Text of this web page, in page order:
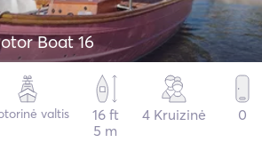
Boat 16
valtis
16 ft
5 m
4 Kruizinė 0